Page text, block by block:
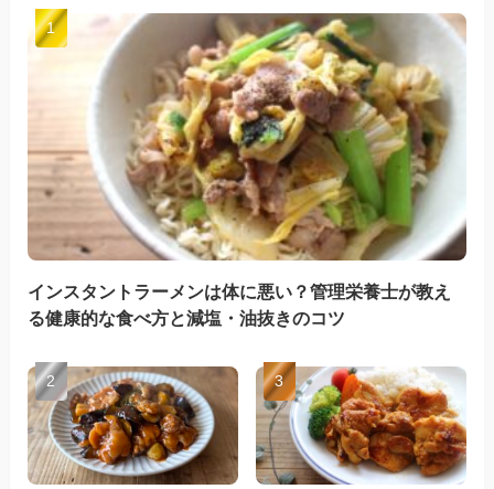
インスタントラーメンは体に悪い？管理栄養士が教え
る健康的な食べ方と減塩・油抜きのコツ